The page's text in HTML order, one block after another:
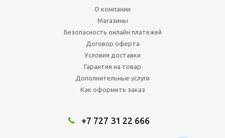
О компании
Магазины
Безопасность онлайн платежей
Договор оферта
Условия доставки
Гарантия на товар
Дополнительные услуги
Как оформить заказ
+7 727 31 22 666